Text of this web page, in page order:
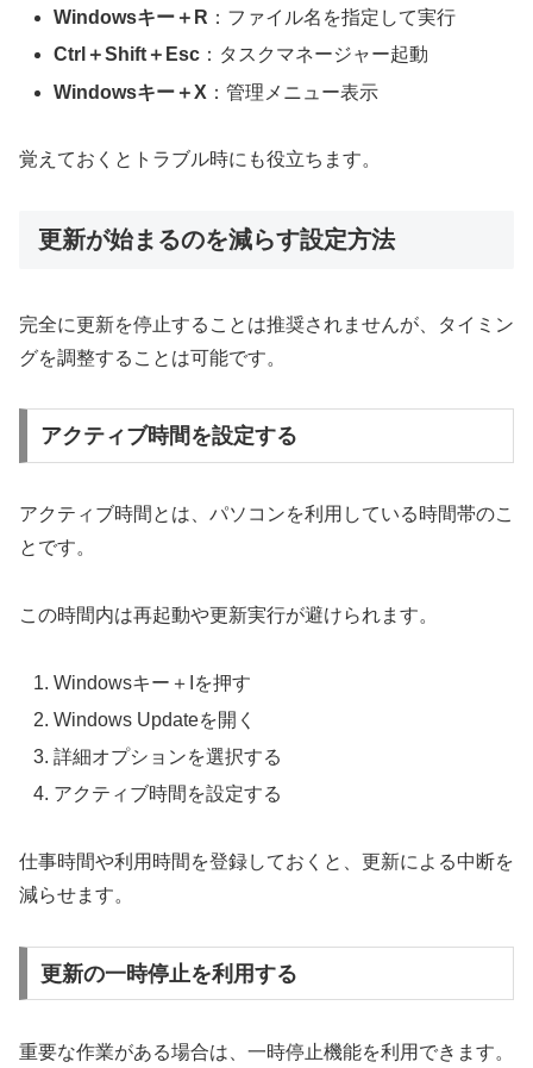
Windowsキー＋R ：ファイル名を指定して実行
Ctrl＋Shift＋Esc ：タスクマネージャー起動
Windowsキー＋X ：管理メニュー表示
覚えておくとトラブル時にも役立ちます。
更新が始まるのを減らす設定方法
完全に更新を停止することは推奨されませんが、タイミン
グを調整することは可能です。
アクティブ時間を設定する
アクティブ時間とは、パソコンを利用している時間帯のこ
とです。
この時間内は再起動や更新実行が避けられます。
Windowsキー＋Iを押す
Windows Updateを開く
詳細オプションを選択する
アクティブ時間を設定する
仕事時間や利用時間を登録しておくと、更新による中断を
減らせます。
更新の一時停止を利用する
重要な作業がある場合は、一時停止機能を利用できます。